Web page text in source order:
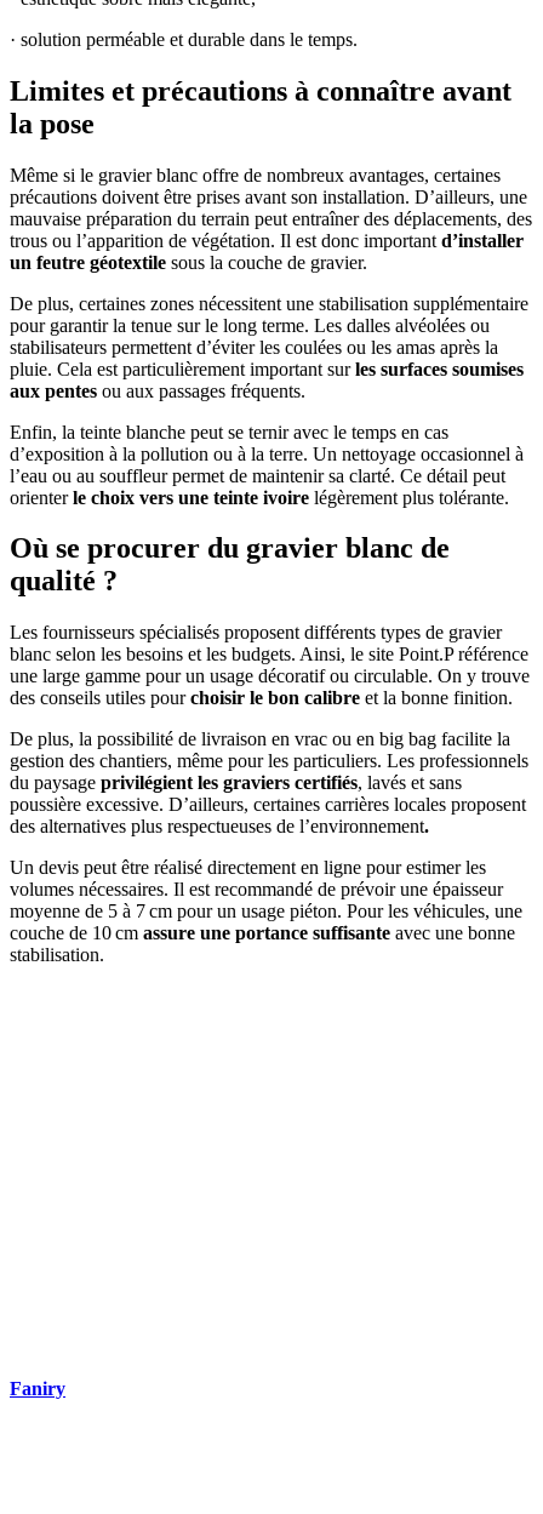
· solution perméable et durable dans le temps.
Limites et précautions à connaître avant
la pose
Même si le gravier blanc offre de nombreux avantages, certaines
précautions doivent être prises avant son installation. D’ailleurs, une
mauvaise préparation du terrain peut entraîner des déplacements, des
trous ou l’apparition de végétation. Il est donc important d’installer
un feutre géotextile sous la couche de gravier.
De plus, certaines zones nécessitent une stabilisation supplémentaire
pour garantir la tenue sur le long terme. Les dalles alvéolées ou
stabilisateurs permettent d’éviter les coulées ou les amas après la
pluie. Cela est particulièrement important surles surfaces soumises
aux pentes ou aux passages fréquents.
Enfin, la teinte blanche peut se ternir avec le temps en cas
d’exposition à la pollution ou à la terre. Un nettoyage occasionnel à
l’eau ou au souffleur permet de maintenir sa clarté. Ce détail peut
orienterle choix vers une teinte ivoire légèrement plus tolérante.
Où se procurer du gravier blanc de
qualité ?
Les fournisseurs spécialisés proposent différents types de gravier
blanc selon les besoins et les budgets. Ainsi, le site Point.P référence
une large gamme pour un usage décoratif ou circulable. On y trouve
des conseils utiles pourchoisir le bon calibre et la bonne finition.
De plus, la possibilité de livraison en vrac ou en big bag facilite la
gestion des chantiers, même pour les particuliers. Les professionnels
du paysage privilégient les graviers certifiés, lavés et sans
poussière excessive. D’ailleurs, certaines carrières locales proposent
des alternatives plus respectueuses de l’environnement.
Un devis peut être réalisé directement en ligne pour estimer les
volumes nécessaires. Il est recommandé de prévoir une épaisseur
moyenne de 5 à 7 cm pour un usage piéton. Pour les véhicules, une
couche de 10 cm assure une portance suffisante avec une bonne
stabilisation.
Faniry